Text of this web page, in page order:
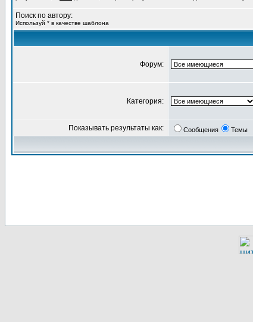
Поиск по автору:
Используй * в качестве шаблона
Форум:
Категория:
Показывать результаты как: Сообщения Темы